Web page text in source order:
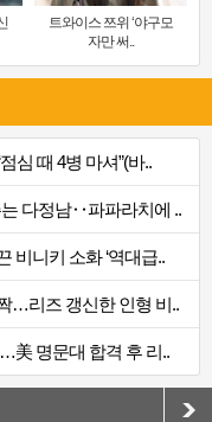
트와이스 쯔위 ‘야구모
자만 써..
심 때 4병 마셔”(바..
다정남‥파파라치에 ..
비니키 소화 ‘역대급..
…리즈 갱신한 인형 비..
美 명문대 합격 후 리..